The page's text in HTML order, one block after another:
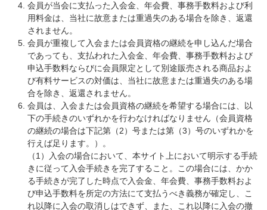
会員が当会に支払った入会金、年会費、事務手数料および利
用料金は、当社に故意または重過失のある場合を除き、返還
されません。
会員が重複して入会または会員資格の継続を申し込んだ場合
であっても、支払われた入会金、年会費、事務手数料および
申込手数料ならびに会員限定として別途販売される商品およ
び有料サービスの対価は、当社に故意または重過失のある場
合を除き、返還されません。
会員は、入会または会員資格の継続を希望する場合には、以
下の手続きのいずれかを行わなければなりません（会員資格
の継続の場合は下記第（2）号または第（3）号のいずれかを
行えば足ります。）。
（1）入会の場合において、本サイト上において明示する手続
きに従って入会手続きを完了すること。この場合には、かか
る手続きが完了した時点で入会金、年会費、事務手数料およ
び申込手数料を所定の方法にて支払うべき義務が確定し、こ
れ以降に入会の取消しはできず、また、これ以降に入会の撤